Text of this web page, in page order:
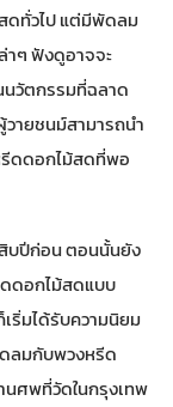
ดทั่วไป แต่มีพัดลม
าๆ ฟังดูอาจจะ
นวัตกรรมที่ฉลาด
ายชนม์สามารถนำ
รีดดอกไม้สดที่พอ
บปีก่อน ตอนนั้นยัง
ดอกไม้สดแบบ
ริ่มได้รับความนิยม
ลมกับพวงหรีด
นศพที่วัดในกรุงเทพ